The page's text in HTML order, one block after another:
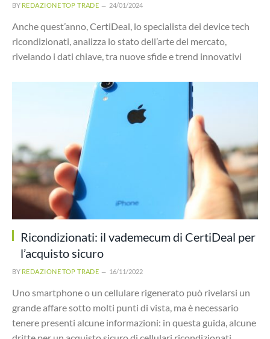
BY REDAZIONE TOP TRADE 24/01/2024
Anche quest’anno, CertiDeal, lo specialista dei device tech
ricondizionati, analizza lo stato dell’arte del mercato,
rivelando i dati chiave, tra nuove sfide e trend innovativi
Ricondizionati: il vademecum di CertiDeal per
l’acquisto sicuro
BY REDAZIONE TOP TRADE 16/11/2022
Uno smartphone o un cellulare rigenerato può rivelarsi un
grande affare sotto molti punti di vista, ma è necessario
tenere presenti alcune informazioni: in questa guida, alcune